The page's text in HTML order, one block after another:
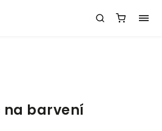
na barvení